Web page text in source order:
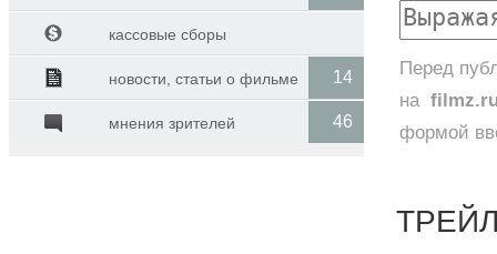
Перед
на
формой
кассовые сборы
14
новости, статьи о фильме
46
мнения зрителей